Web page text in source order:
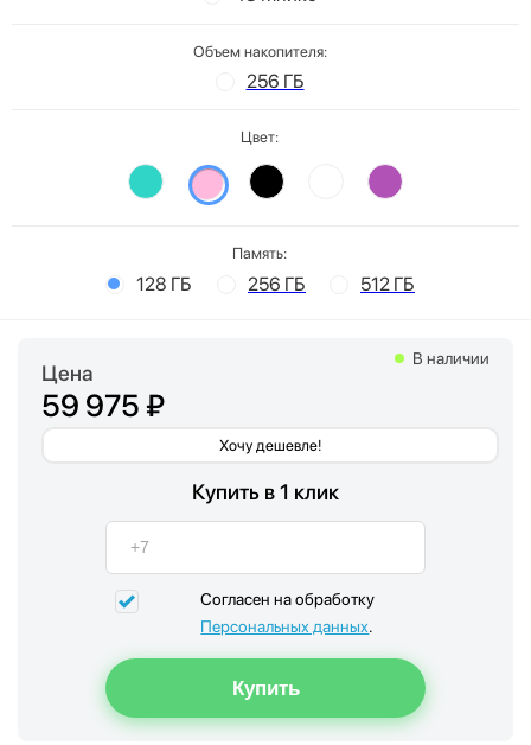
Объем накопителя:
256 ГБ
Цвет:
Память:
128 ГБ 256 ГБ 512 ГБ
Цена
59 975 ₽
Хочу дешевле!
В наличии
Купить в 1 клик
Согласен на обработку
Персональных данных.